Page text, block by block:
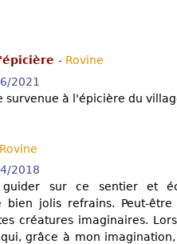
- Rovine
2021
survenue à l'épicière du
Rovine
2018
guider sur ce sentier et
bien jolis refrains. Peut-
créatures imaginaires.
grâce à mon